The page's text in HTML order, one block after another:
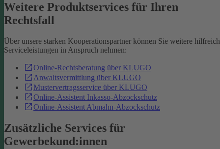
Weitere Produktservices für Ihren
Rechtsfall
Über unsere starken Kooperationspartner können Sie weitere
Serviceleistungen in Anspruch nehmen:
Online-Rechtsberatung über KLUGO
Anwaltsvermittlung über KLUGO
Mustervertragsservice über KLUGO
Online-Assistent Inkasso-Abzockschutz
Online-Assistent Abmahn-Abzockschutz
Zusätzliche Services für
Gewerbekund:innen